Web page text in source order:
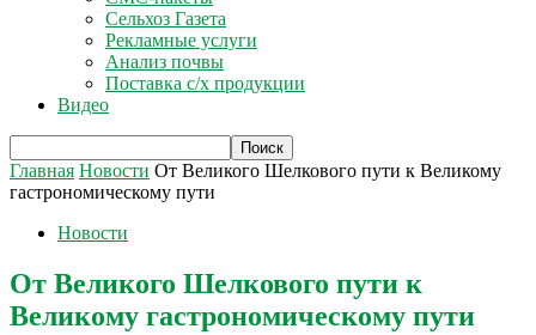
Сельхоз Газета
Рекламные услуги
Анализ почвы
Поставка с/х продукции
Видео
Главная Новости От Великого Шелкового пути к Великому
гастрономическому пути
Новости
От Великого Шелкового пути к
Великому гастрономическому пути